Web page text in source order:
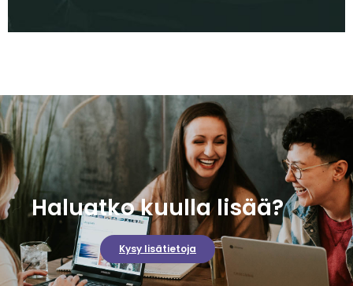
Haluatko kuulla lisää?
Kysy lisätietoja